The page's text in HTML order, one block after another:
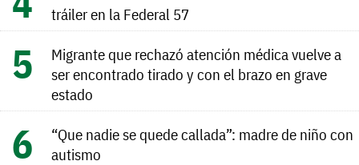
tráiler en la Federal 57
Migrante que rechazó atención médica vuelve a
ser encontrado tirado y con el brazo en grave
estado
“Que nadie se quede callada”: madre de niño con
autismo